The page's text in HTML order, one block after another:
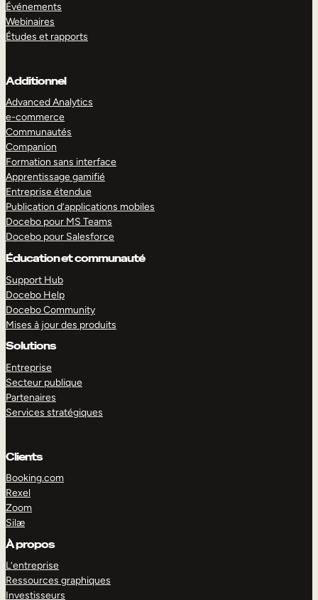
Événements
Webinaires
Études et rapports
Additionnel
Advanced Analytics
e-commerce
Communautés
Companion
Formation sans interface
Apprentissage gamifié
Entreprise étendue
Publication d’applications mobiles
Docebo pour MS Teams
Docebo pour Salesforce
Éducation et communauté
Support Hub
Docebo Help
Docebo Community
Mises à jour des produits
Solutions
Entreprise
Secteur publique
Partenaires
Services stratégiques
Clients
Booking.com
Rexel
Zoom
Silæ
À propos
L’entreprise
Ressources graphiques
Investisseurs